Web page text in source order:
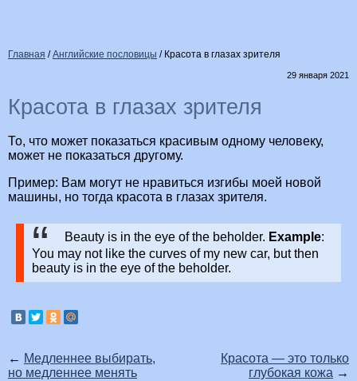
Главная /Английские пословицы / Красота в глазах зрителя
29 января 2021
Красота в глазах зрителя
То, что может показаться красивым одному человеку,
может не показаться другому.
Пример: Вам могут не нравиться изгибы моей новой
машины, но тогда красота в глазах зрителя.
Beauty is in the eye of the beholder. Example:
You may not like the curves of my new car, but then
beauty is in the eye of the beholder.
← Медленнее выбирать,
но медленнее менять
Красота — это только
глубокая кожа →